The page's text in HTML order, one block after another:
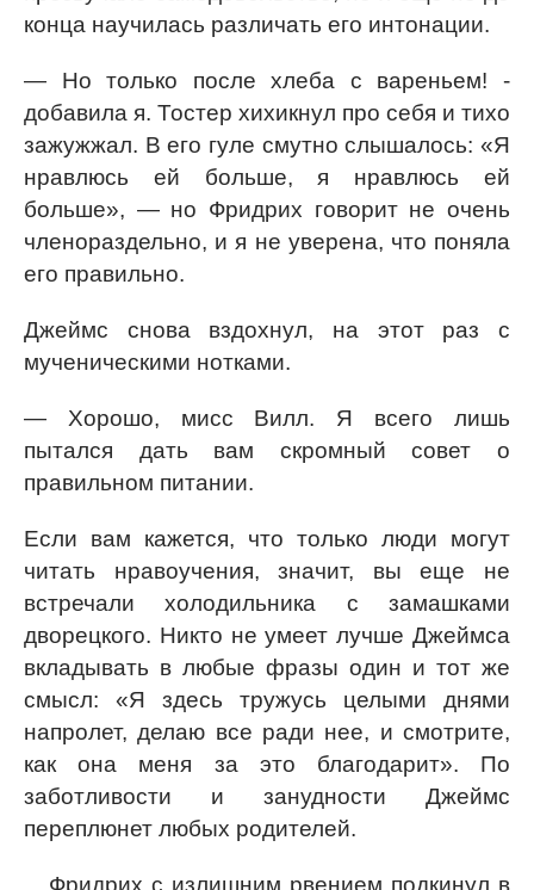
конца научилась различать его интонации.
— Но только после хлеба с вареньем! -
добавила я. Тостер хихикнул про себя и тихо
зажужжал. В его гуле смутно слышалось: «Я
нравлюсь ей больше, я нравлюсь ей
больше», — но Фридрих говорит не очень
членораздельно, и я не уверена, что поняла
его правильно.
Джеймс снова вздохнул, на этот раз с
мученическими нотками.
— Хорошо, мисс Вилл. Я всего лишь
пытался дать вам скромный совет о
правильном питании.
Если вам кажется, что только люди могут
читать нравоучения, значит, вы еще не
встречали холодильника с замашками
дворецкого. Никто не умеет лучше Джеймса
вкладывать в любые фразы один и тот же
смысл: «Я здесь тружусь целыми днями
напролет, делаю все ради нее, и смотрите,
как она меня за это благодарит». По
заботливости и занудности Джеймс
переплюнет любых родителей.
Фридрих с излишним рвением подкинул в